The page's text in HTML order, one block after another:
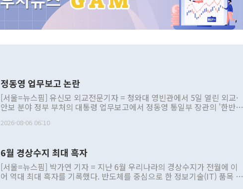
정동영 업무보고 논란
[서울=뉴스핌] 유신모 외교전문기자 = 청와대 영빈관에서 5일 열린 외교·
안보 분야 정부 부처의 대통령 업무보고에서 정동영 통일부 장관의 '한반도
발언 중에는 정부 내 조율을 거치지 않은 사안을 정책으로 추진하겠다고 공
주의적 희망에 근거한 비현실적 구상'이라는 비판을 내놨다. 그동안 정 장
관의 대북 정책 관련 발언이 물의를 빚은 적은 여러 번 있지만 대통령과 유
관 부처 장관이 공개적으로 부정적 입장을 표명한 것은 이례적이다. 정 장
관의 무리한 대북 접근법과 월권을 제어해야 한다는 목소리도 높아지고 있
2026-08-06 06:10
6월 경상수지 최대 흑자
[서울=뉴스핌] 박가연 기자 = 지난 6월 우리나라의 경상수지가 전월에 이
어 역대 최대 흑자를 기록했다. 반도체를 중심으로 한 정보기술(IT) 품목 수